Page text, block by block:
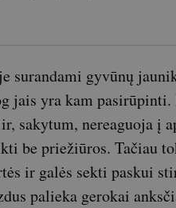
surandami gyvūnų
jais yra kam
sakytum, nereaguoja į
be priežiūros. Tačiau
ir galės sekti paskui
palieka gerokai